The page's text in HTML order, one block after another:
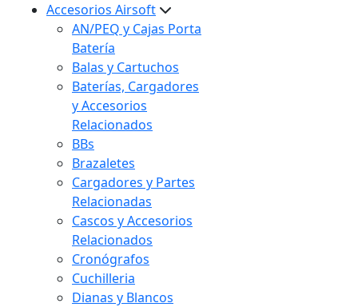
Accesorios Airsoft
AN/PEQ y Cajas Porta
Batería
Balas y Cartuchos
Baterías, Cargadores
y Accesorios
Relacionados
BBs
Brazaletes
Cargadores y Partes
Relacionadas
Cascos y Accesorios
Relacionados
Cronógrafos
Cuchilleria
Dianas y Blancos